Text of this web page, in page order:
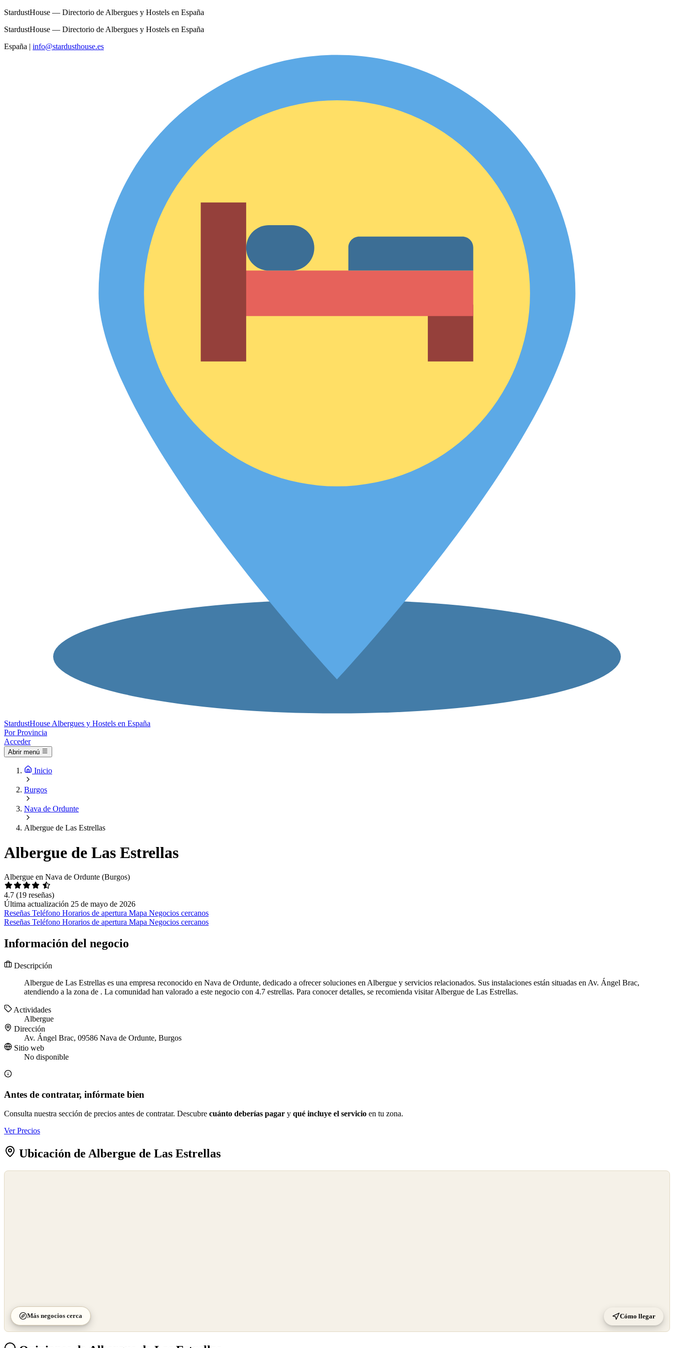
StardustHouse — Directorio de Albergues y Hostels en España
StardustHouse — Directorio de Albergues y Hostels en España
España | info@stardusthouse.es
StardustHouse Albergues y Hostels en España
Por Provincia
Acceder
Abrir menú
Inicio
Burgos
Nava de Ordunte
Albergue de Las Estrellas
Albergue de Las Estrellas
Albergue en Nava de Ordunte (Burgos)
4.7 (19 reseñas)
Última actualización 25 de mayo de 2026
Reseñas Teléfono Horarios de apertura Mapa Negocios cercanos
Reseñas Teléfono Horarios de apertura Mapa Negocios cercanos
Información del negocio
Descripción
Albergue de Las Estrellas es una empresa reconocido en Nava de Ordunte, dedicado a ofrecer soluciones en Albergue y servicios relacionados. Sus instalaciones están situadas en Av. Ángel Brac,
atendiendo a la zona de . La comunidad han valorado a este negocio con 4.7 estrellas. Para conocer detalles, se recomienda visitar Albergue de Las Estrellas.
Actividades
Albergue
Dirección
Av. Ángel Brac, 09586 Nava de Ordunte, Burgos
Sitio web
No disponible
Antes de contratar, infórmate bien
Consulta nuestra sección de precios antes de contratar. Descubre cuánto deberías pagar y qué incluye el servicio en tu zona.
Ver Precios
Ubicación de Albergue de Las Estrellas
Más negocios cerca Cómo llegar